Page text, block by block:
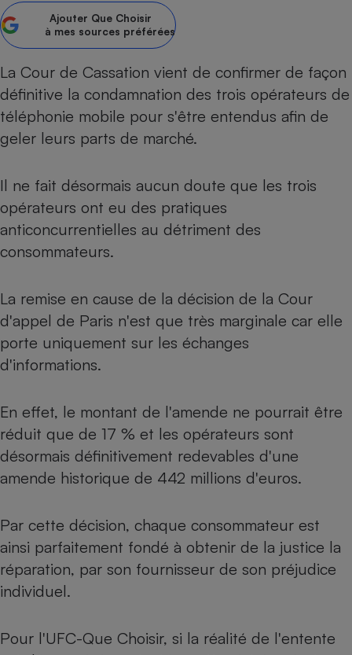
Ajouter Que Choisir
à mes sources préférées
La Cour de Cassation vient de confirmer de façon
définitive la condamnation des trois opérateurs de
téléphonie mobile pour s'être entendus afin de
geler leurs parts de marché.
Il ne fait désormais aucun doute que les trois
opérateurs ont eu des pratiques
anticoncurrentielles au détriment des
consommateurs.
La remise en cause de la décision de la Cour
d'appel de Paris n'est que très marginale car elle
porte uniquement sur les échanges
d'informations.
En effet, le montant de l'amende ne pourrait être
réduit que de 17 % et les opérateurs sont
désormais définitivement redevables d'une
amende historique de 442 millions d'euros.
Par cette décision, chaque consommateur est
ainsi parfaitement fondé à obtenir de la justice la
réparation, par son fournisseur de son préjudice
individuel.
Pour l'UFC-Que Choisir, si la réalité de l'entente
Supermarché - Drive
bouteille
Epargne - Fiscalité
Assurance emprunteur
Banque
Pièce détachée
Moto
Comparateur auto
Supermarché - Drive
Comparatif
Comparatif plaque à
Comparatif hotte
Comparatif aspirateur
Comparatif aspirateur
Comparatif centrale
Gros électroménager
Lave-linge
Comparatif casque audio
Comparatif barre de son
Comparatif imprimante
Comparatif ultrabook
Comparatif tablette
Informatique
Internet
Téléphonie
Téléviseur
Comparatif tondeuse
Comparatif poêle à
Comparatif radiateur
Aménagement
Bricolage - Jardinage
Sécurité domestique
Maladie - Médecine -
Système de santé -
Mutuelle
Antimoustique
Retraite
Choisir son fioul
Choisir son pellet
Energie Moins Chère Ensemble
Tous les comparateurs
Toutes les cartes interactives